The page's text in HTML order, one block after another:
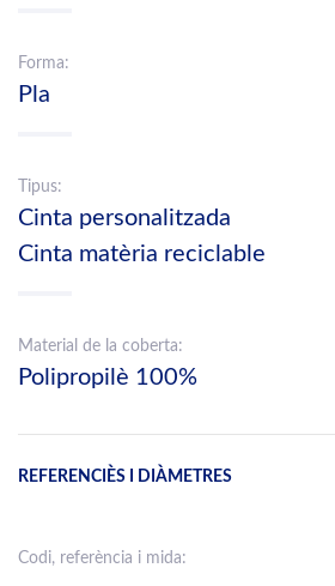
Forma:
Pla
Tipus:
Cinta personalitzada
Cinta matèria reciclable
Material de la coberta:
Polipropilè 100%
REFERENCIÈS I DIÀMETRES
Codi, referència i mida: